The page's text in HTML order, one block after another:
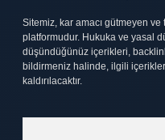
Sitemiz, kar amacı gütmeyen
platformudur. Hukuka ve yasal
düşündüğünüz içerikleri,
bildirmeniz halinde, ilgili
kaldırılacaktır.